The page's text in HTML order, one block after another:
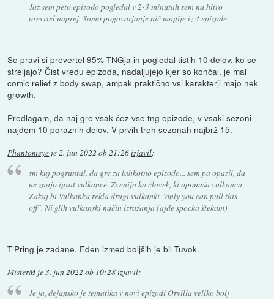
Jaz sem peto epizodo pogledal v 2-3 minutah sem na hitro
prevrtel naprej. Samo pogovarjanje nič magije iz 4 epizode.
Se pravi si prevertel 95% TNGja in pogledal tistih 10 delov, ko se
streljajo? Čist vredu epizoda, nadaljujejo kjer so končal, je mal
comic relief z body swap, ampak praktično vsi karakterji majo nek
growth.
Predlagam, da naj gre vsak čez vse tng epizode, v vsaki sezoni
najdem 10 poraznih delov. V prvih treh sezonah najbrž 15.
Phantomeye je2. jun 2022 ob 21:26izjavil:
sm kuj pogruntal, da gre za lahkotno epizodo... sem pa opazil, da
ne znajo igrat vulkance. Zvenijo ko človek, ki oponaša vulkanca.
Zakaj bi Vulkanka rekla drugi vulkanki "only you can pull this
off". Ni glih vulkanski način izražanja (ajde spocka štekam)
T’Pring je zadane. Eden izmed boljših je bil Tuvok.
MisterMje3. jun 2022 ob 10:28izjavil:
Je ja, dejansko je tematika v novi epizodi Orvilla veliko bolj